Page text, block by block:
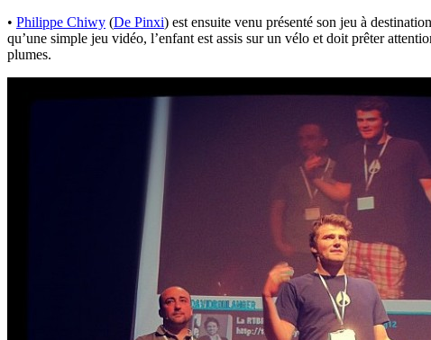
• Philippe Chiwy (De Pinxi) est ensuite venu présenté son jeu à
qu’une simple jeu vidéo, l’enfant est assis sur un vélo et doit prêter
plumes.